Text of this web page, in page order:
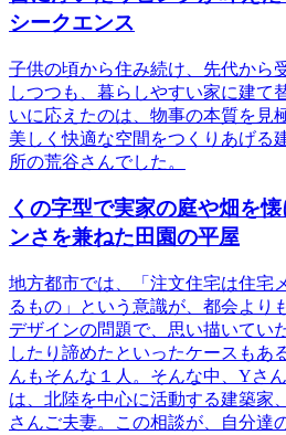
シークエンス
子供の頃から住み続け、先代から
しつつも、暮らしやすい家に建て
いに応えたのは、物事の本質を見
美しく快適な空間をつくりあげる
所の荒谷さんでした。
くの字型で実家の庭や畑を
ンさを兼ねた田園の平屋
地方都市では、「注文住宅は住宅
るもの」という意識が、都会より
デザインの問題で、思い描いてい
したり諦めたといったケースもあ
んもそんな１人。そんな中、Yさ
は、北陸を中心に活動する建築家
さんご夫妻。この相談が、自分達